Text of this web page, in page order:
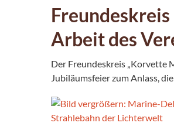
Arbeit des
Der Freundeskreis „Korvette
Jubiläumsfeier zum Anlass,